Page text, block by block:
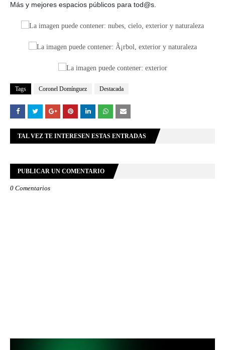
Más y mejores espacios públicos para tod@s.
Tags Coronel Domínguez Destacada
TAL VEZ TE INTERESEN ESTAS ENTRADAS
PUBLICAR UN COMENTARIO
0 Comentarios